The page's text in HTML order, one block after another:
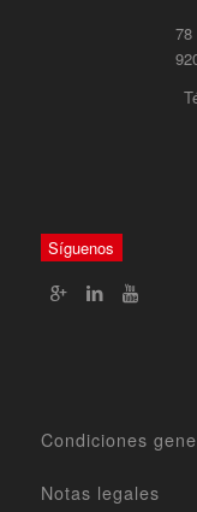
78
Síguenos
Condiciones
Notas legales